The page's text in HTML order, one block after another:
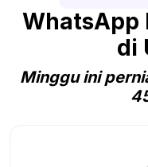
WhatsApp
di
Minggu ini